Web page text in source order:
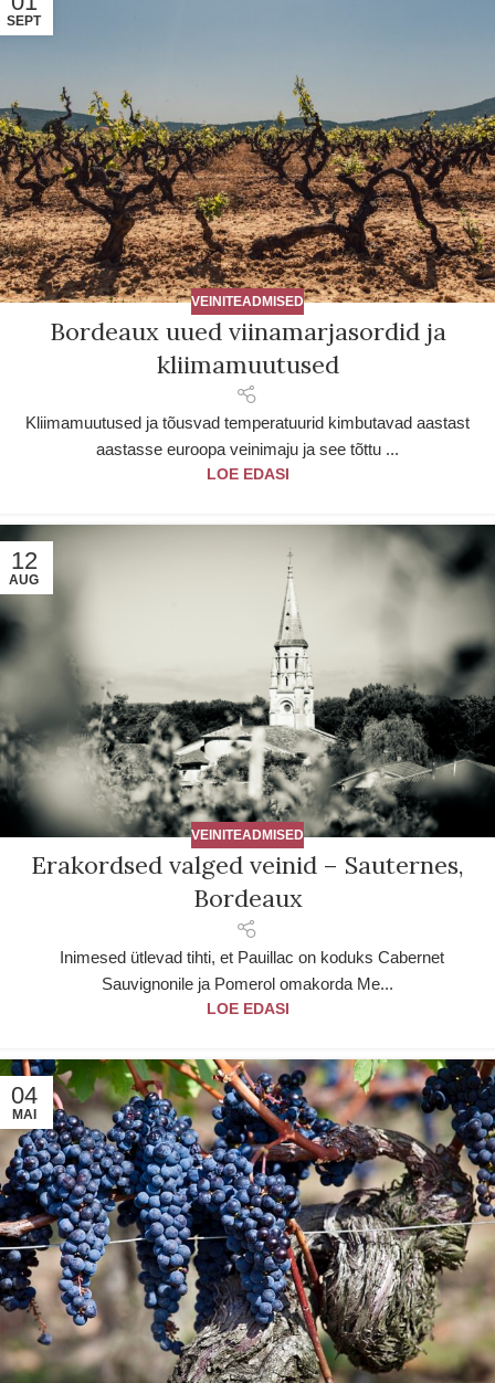
SEPT
VEINITEADMISED
Bordeaux uued viinamarjasordid ja
kliimamuutused
Kliimamuutused ja tõusvad temperatuurid kimbutavad aastast
aastasse euroopa veinimaju ja see tõttu ...
LOE EDASI
12
AUG
VEINITEADMISED
Erakordsed valged veinid – Sauternes,
Bordeaux
Inimesed ütlevad tihti, et Pauillac on koduks Cabernet
Sauvignonile ja Pomerol omakorda Me...
LOE EDASI
04
MAI